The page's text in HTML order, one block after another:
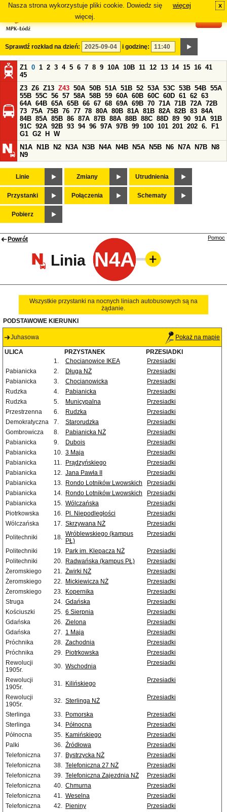
Nasza strona wykorzystuje pliki cookie. Dowiedz się
więcej.
więcej x
Sprawdź rozkład na dzień: i godzinę:
Z1 0 1 2 3 4 5 6 7 8 9 10A 10B 11 12 13 14 15 16 41
45
Z3 Z6 Z13 Z43 50A 50B 51A 51B 52 53A 53C 53B 54B 55A
55B 55C 56 57 58A 58B 59 60A 60B 60C 60D 61 62 63
64A 64B 65A 65B 66 67 68 69A 69B 70 71A 71B 72A 72B
73 75A 75B 76 77 78 80A 80B 81A 81B 82A 82B 83 84A
84B 85A 85B 86 87A 87B 88A 88B 88C 88D 89 90 91A 91B
91C 92A 92B 93 94 96 97A 97B 99 100 101 201 202 6.
F1
G1 G2 H
W
N1A
N1B N2 N3A N3B N4A N4B N5A N5B N6 N7A N7B
N8
N9
Linie Zmiany Utrudnienia
Przystanki Połączenia Schematy
Pobierz
Powrót
Linia N4A
Pomoc
Wszystkie przystanki na nocnych liniach autobusowych są na
żądanie.
PODSTAWOWE KIERUNKI
Juhasowa Pokaż na mapie
ULICA PRZYSTANEK
PRZESIADKI
1.
Chocianowice IKEA
Przesiadki
Pabianicka
2. Długa NŻ
Przesiadki
Pabianicka
3. Chocianowicka
Przesiadki
Rudzka
4. Pabianicka
Przesiadki
Rudzka
5. Municypalna
Przesiadki
Przestrzenna
6. Rudzka
Przesiadki
Demokratyczna
7. Starorudzka
Przesiadki
Gombrowicza
8. Pabianicka NŻ
Przesiadki
Pabianicka
9. Dubois
Przesiadki
Pabianicka
10. 3 Maja
Przesiadki
Pabianicka
11. Prądzyńskiego
Przesiadki
Pabianicka
12. Jana Pawła II
Przesiadki
Pabianicka
13. Rondo Lotników Lwowskich
Przesiadki
Pabianicka
14. Rondo Lotników Lwowskich
Przesiadki
Pabianicka
15. Wólczańska
Przesiadki
Piotrkowska
16. Pl. Niepodległości
Przesiadki
Wólczańska
17. Skrzywana NŻ
Przesiadki
Politechniki
18. Wróblewskiego (kampus
PŁ)
Przesiadki
Politechniki 19. Park im. Klepacza NŻ
Przesiadki
Politechniki
20. Radwańska (kampus PŁ)
Przesiadki
Żeromskiego
21. Żwirki NŻ
Przesiadki
Żeromskiego
22. Mickiewicza NŻ
Przesiadki
Żeromskiego
23. Kopernika
Przesiadki
Struga
24. Gdańska
Przesiadki
Kościuszki
25. 6 Sierpnia
Przesiadki
Gdańska
26. Zielona
Przesiadki
Gdańska
27. 1 Maja
Przesiadki
Próchnika
28. Zachodnia
Przesiadki
Próchnika
29. Piotrkowska
Przesiadki
Rewolucji
1905r.
30. Wschodnia Przesiadki
Rewolucji
1905r.
31. Kilińskiego Przesiadki
Rewolucji
1905r.
32. Sterlinga NŻ Przesiadki
Sterlinga 33. Pomorska
Przesiadki
Sterlinga
34. Północna
Przesiadki
Północna
35. Kamińskiego
Przesiadki
Palki
36. Źródłowa
Przesiadki
Telefoniczna
37. Bystrzycka NŻ
Przesiadki
Telefoniczna
38. Telefoniczna 27 NŻ
Przesiadki
Telefoniczna
39. Telefoniczna Zajezdnia NŻ
Przesiadki
Telefoniczna
40. Chmurna
Przesiadki
Telefoniczna
41. Weselna
Przesiadki
Telefoniczna
42. Pieniny
Przesiadki